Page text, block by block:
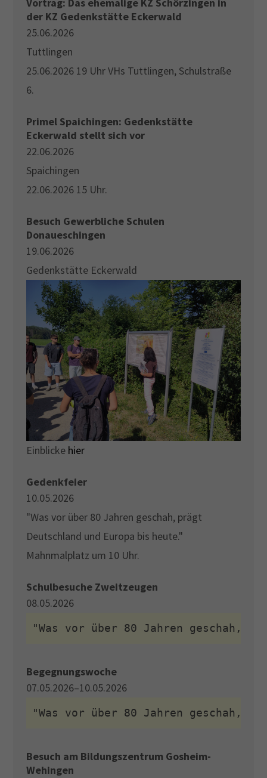
der KZ Gedenkstätte Eckerwald
25.06.2026
Tuttlingen
25.06.2026 19 Uhr VHs Tuttlingen, Schulstraße
6.
Primel Spaichingen: Gedenkstätte
Eckerwald stellt sich vor
22.06.2026
Spaichingen
22.06.2026 15 Uhr.
Besuch Gewerbliche Schulen
Donaueschingen
19.06.2026
Gedenkstätte Eckerwald
Einblicke hier
Gedenkfeier
10.05.2026
"Was vor über 80 Jahren geschah, prägt
Deutschland und Europa bis heute."
Mahnmalplatz um 10 Uhr.
Schulbesuche Zweitzeugen
08.05.2026
"Was vor über 80 Jahren geschah,
Begegnungswoche
07.05.2026–10.05.2026
"Was vor über 80 Jahren geschah,
Besuch am Bildungszentrum Gosheim-
Wehingen